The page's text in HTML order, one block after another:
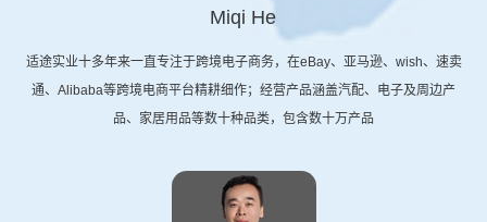
Miqi He
适途实业十多年来一直专注于跨境电子商务，在eBay、亚马逊、wish、速卖
通、Alibaba等跨境电商平台精耕细作；经营产品涵盖汽配、电子及周边产
品、家居用品等数十种品类，包含数十万产品